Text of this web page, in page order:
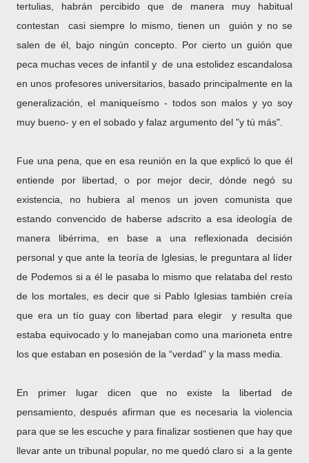
tertulias, habrán percibido que de manera muy habitual
contestan casi siempre lo mismo, tienen un guión y no se
salen de él, bajo ningún concepto. Por cierto un guión que
peca muchas veces de infantil y de una estolidez escandalosa
en unos profesores universitarios, basado principalmente en la
generalización, el maniqueísmo - todos son malos y yo soy
muy bueno- y en el sobado y falaz argumento del "y tú más".
Fue una pena, que en esa reunión en la que explicó lo que él
entiende por libertad, o por mejor decir, dónde negó su
existencia, no hubiera al menos un joven comunista que
estando convencido de haberse adscrito a esa ideología de
manera libérrima, en base a una reflexionada decisión
personal y que ante la teoría de Iglesias, le preguntara al líder
de Podemos si a él le pasaba lo mismo que relataba del resto
de los mortales, es decir que si Pablo Iglesias también creía
que era un tío guay con libertad para elegir y resulta que
estaba equivocado y lo manejaban como una marioneta entre
los que estaban en posesión de la “verdad” y la mass media.
En primer lugar dicen que no existe la libertad de
pensamiento, después afirman que es necesaria la violencia
para que se les escuche y para finalizar sostienen que hay que
llevar ante un tribunal popular, no me quedó claro si a la gente